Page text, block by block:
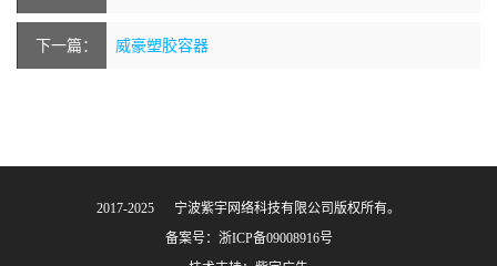
下一篇： 威豪塑胶容器
2017-2025 © 宁波紫宇网络科技有限公司版权所有。
备案号： 浙ICP备09008916号